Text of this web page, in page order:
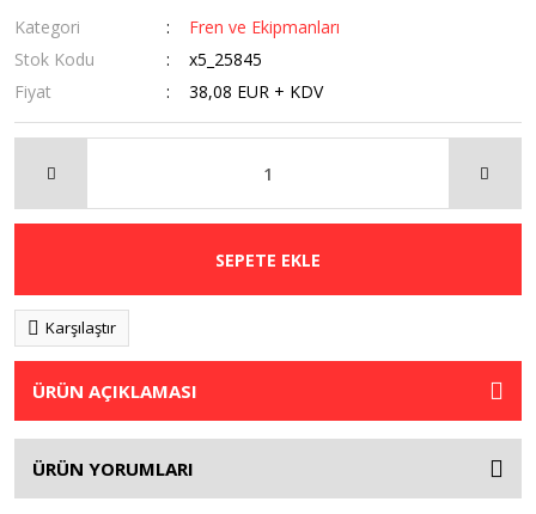
Kategori
Fren ve Ekipmanları
Stok Kodu
x5_25845
Fiyat
38,08 EUR + KDV
SEPETE EKLE
Karşılaştır
ÜRÜN AÇIKLAMASI
ÜRÜN YORUMLARI